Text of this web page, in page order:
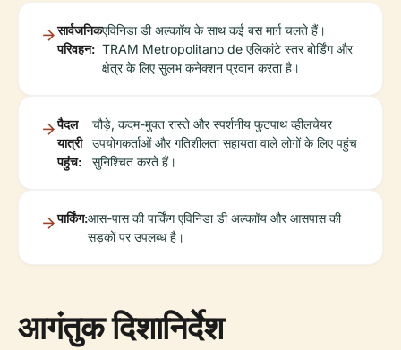
सार्वजनिक
परिवहन:
एविनिडा डी अल्काॉय के साथ कई बस मार्ग चलते हैं।
TRAM Metropolitano de एलिकांटे स्तर बोर्डिंग और
क्षेत्र के लिए सुलभ कनेक्शन प्रदान करता है।
पैदल
यात्री
पहुंच:
चौड़े, कदम-मुक्त रास्ते और स्पर्शनीय फुटपाथ व्हीलचेयर
उपयोगकर्ताओं और गतिशीलता सहायता वाले लोगों के लिए पहुंच
सुनिश्चित करते हैं।
पार्किंग:आस-पास की पार्किंग एविनिडा डी अल्काॉय और आसपास की
सड़कों पर उपलब्ध है।
आगंतुक दिशानिर्देश